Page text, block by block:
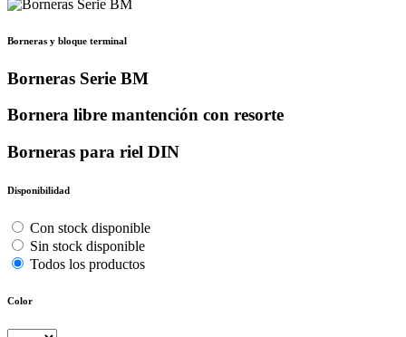
Borneras y bloque terminal
Borneras Serie BM
Bornera libre mantención con resorte
Borneras para riel DIN
Disponibilidad
Con stock disponible
Sin stock disponible
Todos los productos
Color